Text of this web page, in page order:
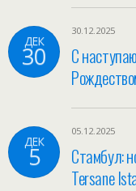
ДЕК
30
30.12.2025
С
ДЕК
5
05.12.2025
Стамбул:
Tersane